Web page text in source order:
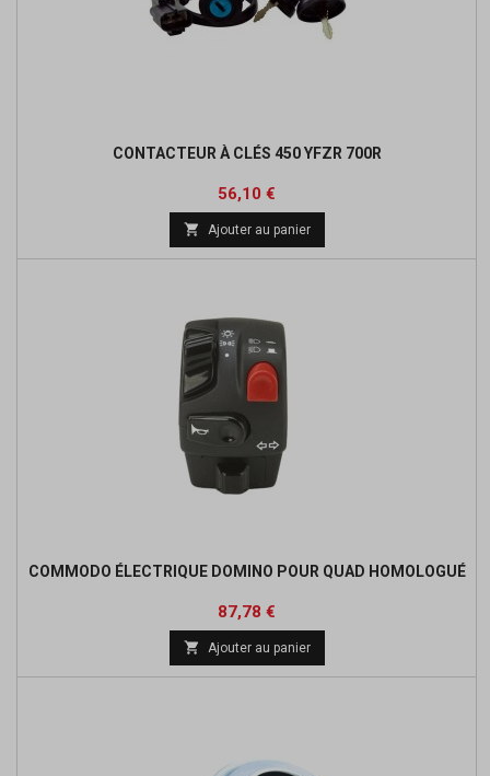
CONTACTEUR À CLÉS 450 YFZR 700R
Prix
56,10 €
 Ajouter au panier
COMMODO ÉLECTRIQUE DOMINO POUR QUAD HOMOLOGUÉ
Prix
87,78 €
base
 Ajouter au panier